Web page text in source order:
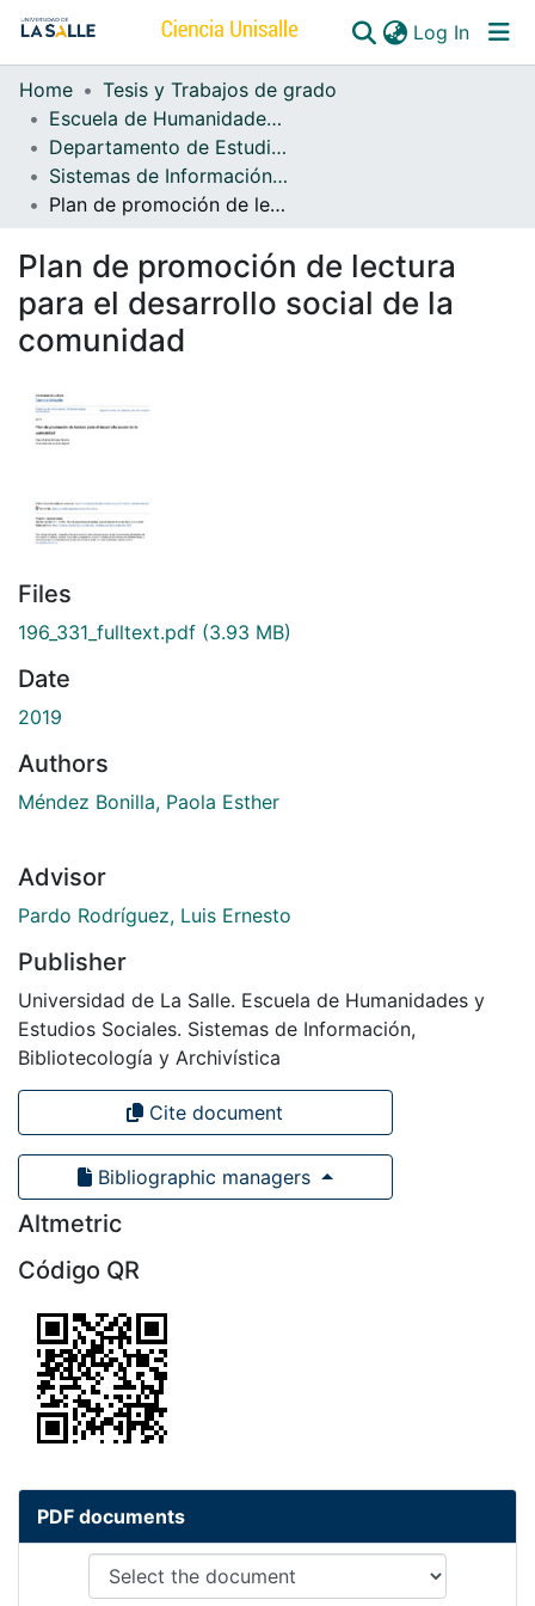
Log In
Communities & Collections
All of DSpace
Home
Tesis y Trabajos de grado
Escuela de Humanidades y Estudios Sociales
Departamento de Estudios de Información
Sistemas de Información, Bibliotecología y Archivística
Plan de promoción de lectura para el desarrollo social de la comunidad
Plan de promoción de lectura
para el desarrollo social de la
comunidad
Files
196_331_fulltext.pdf (3.93 MB)
Date
2019
Authors
Méndez Bonilla, Paola Esther
Advisor
Pardo Rodríguez, Luis Ernesto
Publisher
Universidad de La Salle. Escuela de Humanidades y
Estudios Sociales. Sistemas de Información,
Bibliotecología y Archivística
Cite document
Bibliographic managers
Altmetric
Código QR
PDF documents